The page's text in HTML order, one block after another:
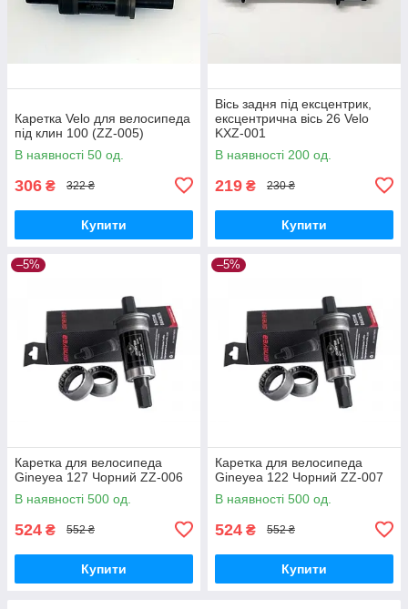
Каретка Velo для велосипеда
під клин 100 (ZZ-005)
В наявності 50 од.
306 ₴ 322 ₴
Купити
Вісь задня під ексцентрик,
ексцентрична вісь 26 Velo
KXZ-001
В наявності 200 од.
219 ₴ 230 ₴
Купити
–5%
Каретка для велосипеда
Gineyea 127 Чорний ZZ-006
В наявності 500 од.
524 ₴ 552 ₴
Купити
–5%
Каретка для велосипеда
Gineyea 122 Чорний ZZ-007
В наявності 500 од.
524 ₴ 552 ₴
Купити